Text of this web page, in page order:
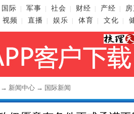
国际 军事 社会 财经 产经
视频 直播 娱乐 体育 文化
→ 新闻中心 → 国际新闻